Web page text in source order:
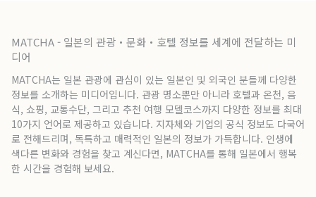
MATCHA - 일본의 관광・문화・호텔 정보를 세계에 전달하는 미
디어
MATCHA는 일본 관광에 관심이 있는 일본인 및 외국인 분들께 다양한
정보를 소개하는 미디어입니다. 관광 명소뿐만 아니라 호텔과 온천, 음
식, 쇼핑, 교통수단, 그리고 추천 여행 모델코스까지 다양한 정보를 최대
10가지 언어로 제공하고 있습니다. 지자체와 기업의 공식 정보도 다국어
로 전해드리며, 독특하고 매력적인 일본의 정보가 가득합니다. 인생에
색다른 변화와 경험을 찾고 계신다면, MATCHA를 통해 일본에서 행복
한 시간을 경험해 보세요.